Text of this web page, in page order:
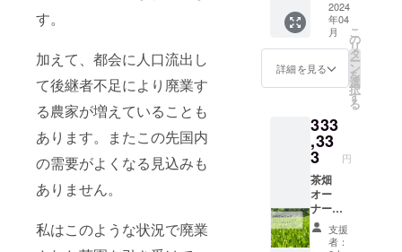
す。
加えて、都会に人口流出し
て後継者不足により廃業す
る農家が増えていることも
あります。またこの先国内
の需要がよくなる見込みも
ありません。
私はこのような状況で廃業
女市黒
木町笠
原/原産
機抹茶/
名称
料
30g/内
容量
2024年
11月/賞
味期
限 袋
の封を
して、
よも
ぎ、太
白ごま
油、蜜
蝋、シ
25g/内
容量 ・
有機煎
茶/名
称 有
機茶葉/
原料
80g/内
容量
で何回
でも使
える
50％OF
F(有効
コード
付
き！！
割引
コード
は返礼
品と同
時に郵
送に
１kg、
抹茶
0.5kg、
よもぎ
茶
0.5kg
合計４
に分け
てお届
けする
ことも
可能で
す。 お
店をし
ている
方、お
フト
カード
（有効
期限３
年） お
茶と一
緒にこ
海外に
売って
出たい
私たち
のオリ
ジナル
の竹灯
籠で
す。自
2024
年04
月
詳細を見る
こ
の
リ
タ
ー
ン
を
選
択
す
る
333
,33
3 円
茶畑
オー
ナー券
オリジ
ナルの
支援
者：